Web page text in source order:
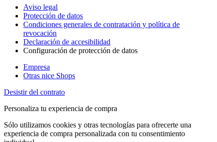
Aviso legal
Protección de datos
Condiciones generales de contratación y política de
revocación
Declaración de accesibilidad
Configuración de protección de datos
Empresa
Otras nice Shops
Desistir del contrato
Personaliza tu experiencia de compra
Sólo utilizamos cookies y otras tecnologías para ofrecerte una
experiencia de compra personalizada con tu consentimiento